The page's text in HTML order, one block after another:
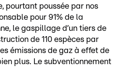
pourtant poussée par nos
pour 91% de la
le gaspillage d’un tiers de
de 110 espèces par
émissions de gaz à effet de
plus. Le subventionnement